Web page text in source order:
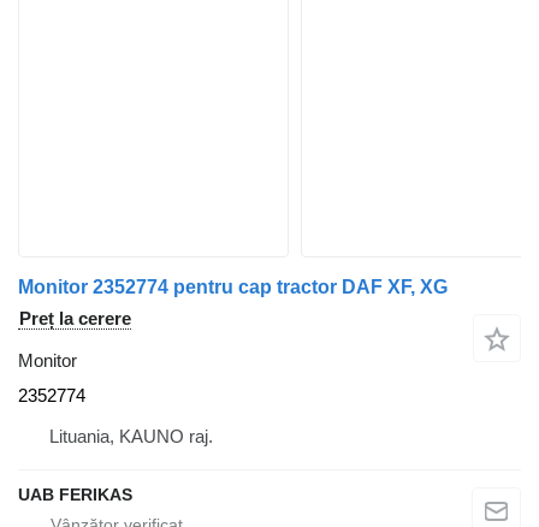
Monitor 2352774 pentru cap tractor DAF XF, XG
Preț la cerere
Monitor
2352774
Lituania, KAUNO raj.
UAB FERIKAS